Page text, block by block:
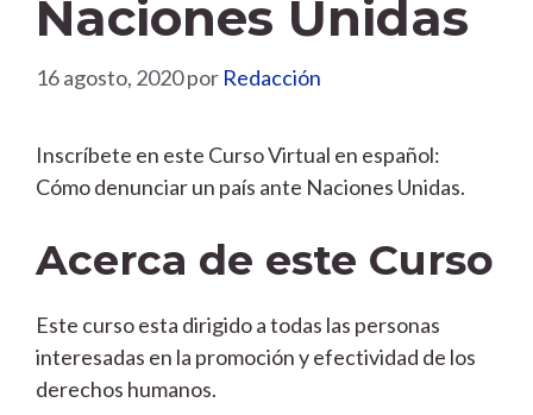
Naciones Unidas
16 agosto, 2020por Redacción
Inscríbete en este Curso Virtual en español:
Cómo denunciar un país ante Naciones Unidas.
Acerca de este Curso
Este curso esta dirigido a todas las personas
interesadas en la promoción y efectividad de los
derechos humanos.